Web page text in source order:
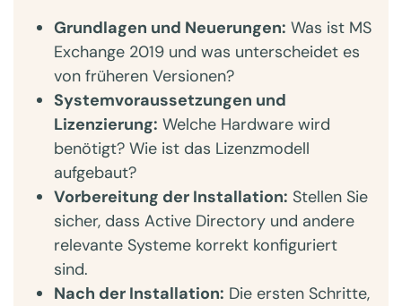
Grundlagen und Neuerungen: Was ist MS
Exchange 2019 und was unterscheidet es
von früheren Versionen?
Systemvoraussetzungen und
Lizenzierung: Welche Hardware wird
benötigt? Wie ist das Lizenzmodell
aufgebaut?
Vorbereitung der Installation: Stellen Sie
sicher, dass Active Directory und andere
relevante Systeme korrekt konfiguriert
sind.
Nach der Installation: Die ersten Schritte,